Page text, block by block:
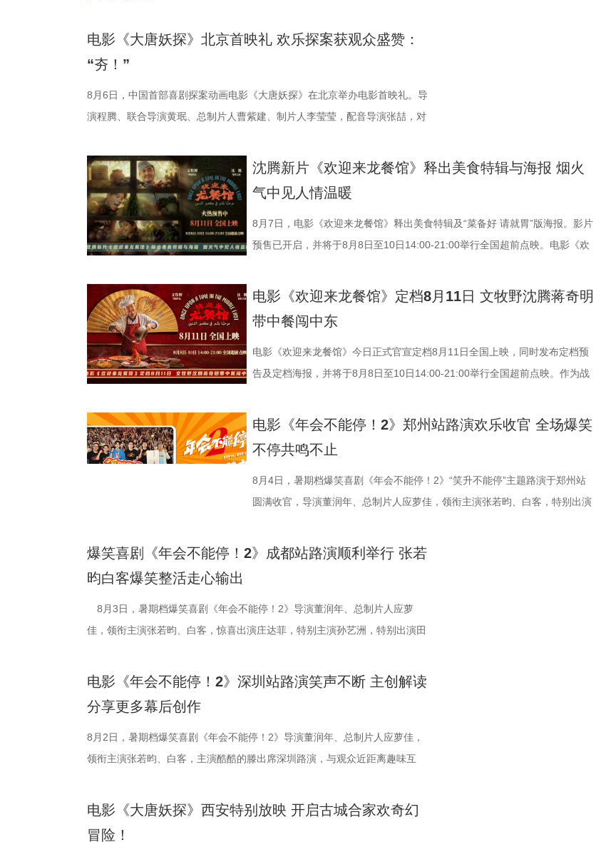
电影《大唐妖探》北京首映礼 欢乐探案获观众盛赞：
“夯！”
8月6日，中国首部喜剧探案动画电影《大唐妖探》在北京举办电影首映礼。导
演程腾、联合导演黄珉、总制片人曹紫建、制片人李莹莹，配音导演张喆，对
建、蔡海婷、范哲琛等主创悉数亮相，分享幕后趣事，并与现场观众热情互动
交流。 影片讲述了立志成为“长安第一神探”的天才少年狄少（声音出
演 雷淞然）与初入长安的狼妖实习捕快阿萨（声音出演 张呈）在机关长安城
开启了一段笑闹互怼的刺激探案之旅。自定档以来，影片以其新奇的世界观、
欢乐热血的冒险故事，以及“喜剧+探案”的类型创新，引发了无数观众的热烈讨
前点映火热进行中，预售现已全面开启。 主创齐聚畅聊 幕后分享干
货满满 活动现场趣味互动接连不断，有观众特意带来鲁班锁，邀请
主创现场上手挑战，将片中巧思满满的机关设定延伸至现实；更有观众专程
cos狄少、阿萨现身活动，邀请主创即兴配音互动。在火热的氛围中，主创们
也围绕影片展开了真诚分享。 导演程腾率先分享创作心得：“这部电
现一个探案故事，让它适合全年龄段的朋友们观看。”联合导演黄珉紧接着揭
秘了“机关长安城”的设计理念：“我们构建的是一个有着东方幻想的架空世界，
把大唐与机关结构相融合，城市里翻转招牌、空中轨道、机关餐馆，一切都是
靠机关运行的，希望让大家觉得熟悉的同时又感到新奇。” 领衔声音
出演雷淞然、张呈也在现场畅聊从舞台搭档到声音出演搭档的感受。雷淞然直
会更贴近一些，都比较内敛；张呈热血的一面和阿萨也很像。”张呈也补充解
总制片人曹紫建分享了创作团队探索国漫新类型的初心：“希望中国
动画百花齐放，让观众看到更多元的作品。”制片人李莹莹则现场澄清此前“殴
打”导演的趣事，笑称导演“想要的东西都非常精密”，对细节有着极高要求，最
合家庭观众看的一部电影——孩子看冒险和主角搭档，家长也能感受其中的爱
动现场不仅有主创们干货满满的分享，还有演员谭卓、雪野，喜剧演员周铁
男、罗圣灯、黄金豆，动画导演赵霁、李夏、梁旋等业内嘉宾前来观影并分享
观影感受。谭卓真诚赞道：“中国的动画越来越有自己的模样了，建模技术也
周铁男则称赞“这是一部诚意满满的原创动画电影。”而罗圣灯更是在观影过程
沈腾新片《欢迎来龙餐馆》释出美食特辑与海报 烟火
气中见人情温暖
8月7日，电影《欢迎来龙餐馆》释出美食特辑及“菜备好 请就胃”版海报。影片
预售已开启，并将于8月8日至10日14:00-21:00举行全国超前点映。电影《欢
远赴中东谋生，在当地与餐馆经理马俊生（蒋奇明 饰）相识，并共同打理龙餐
人被迫卷入动荡之中，在生存与抉择间面对命运考验。美食特辑以徐福、马俊
生、赛夫（奥马尔·谢里夫 饰）在龙餐馆的日常为线索，通过中华美食将各个
人物之间的情感呈现给观众。“菜备好 请就胃”版海报则定格“一家三口”在后厨
馆》由文牧野执导，宁浩监制，文牧野、郎群力、钟伟编剧，沈腾领衔主演，
映。 匠心烹制银幕美食奇观 龙餐馆“核心团队”首聚展现热闹氛围
此次发布的美食特辑以徐福、马俊生和龙餐馆的孩子们，通过视频电
话和观众们隔空打招呼开头，迅速将观众带入烟火气十足的龙餐馆。炉火翻
员逐一亮相，金牌主厨徐福掌勺稳健，技艺了得，在花絮里，沈腾上手学颠
付，但在相处中逐渐形成默契，马俊生如同徐福与赛夫的“润滑剂”，让两人能
够磨合成功。而徐福与龙餐馆里其他孩子们的互动也让龙餐馆里氛围更加热
味，也折射出每个角色不同的性格底色与处世方式。 美食特辑将龙
建了美食团队，与文牧野导演、美术指导反复打磨菜品，从食材选择到烹饪方
式，前后尝试了二三十道菜式。其中一口直径两米多的大铁锅尤为吸睛，锅盖
不同饮食文化在碰撞中，呈现出新鲜感与奇特的视觉。随着一道道菜肴陆续出
电影《欢迎来龙餐馆》定档8月11日 文牧野沈腾蒋奇明
带中餐闯中东
电影《欢迎来龙餐馆》今日正式官宣定档8月11日全国上映，同时发布定档预
告及定档海报，并将于8月8日至10日14:00-21:00举行全国超前点映。作为战
当地结识餐馆经理马俊生（蒋奇明 饰），两人携手经营龙餐馆。然而战争突
馆从生意渐入正轨到突遭战争打断的转变过程，影片在热闹营业与战火四起之
间形成鲜明反差。定档海报中，徐福立于满是弹孔的红墙之前专注掌勺，前方
佳肴满桌，与身后未散的硝烟痕迹形成鲜明对照。定档预告与海报将战争的残
“硬菜”充满期待。《欢迎来龙餐馆》由IMAX特制拍摄，在IMAX银幕上，影片
浩监制，文牧野、郎群力、钟伟编剧，沈腾领衔主演，蒋奇明、奥马尔·谢里
夫主演，李治廷特别出演，谢里夫·萨比、艾哈迈德·萨利姆、法鲁克·穆罕穆
情出演。 海报.jpg 沈腾勇闯中东做地道中餐 携手蒋奇明演绎战火下的小人物
时代动荡之中。在不断逼近的现实压力下，小人物的去留、选择与命运走向，
成为故事展开的核心。 1沈腾.jpg 2蒋奇明.jpg 在此次发布的定档预告中，随着
蒋奇明饰演的马俊生分工合作，在轻松热闹的氛围下，将餐馆经营得井井有
电影《年会不能停！2》郑州站路演欢乐收官 全场爆笑
不停共鸣不止
8月4日，暑期档爆笑喜剧《年会不能停！2》“笑升不能停”主题路演于郑州站
圆满收官，导演董润年、总制片人应萝佳，领衔主演张若昀、白客，特别出演
情洋溢。影片讲述了“缺心眼”刘奔与“没脾气”马杰包子铺“癫疯”相遇、喜提“无
出演，孙艺洲特别主演，田雨、王耀庆特别出演，李乃文、李晨、欧阳奋强友
情出演，童漠男、酷酷的滕、闫佩伦主演，钟汉良特邀出演。影片猫眼电影开
演热情似火 欢笑声中圆满收官 郑州站路演映后交流全程氛围热烈，董润年、
围拉满，张若昀、白客现场比心，大喊“不要小看我们之间的羁绊啊！”，欢呼
声此起彼伏；化身“诸葛卧龙”的白客现场为其余主创匹配《三国演义》人物：
抛梗调侃，轻松欢乐。 谈及影片结尾刘奔高燃点名之后的去留问题，导演董润
爆笑喜剧《年会不能停！2》成都站路演顺利举行 张若
昀白客爆笑整活走心输出
8月3日，暑期档爆笑喜剧《年会不能停！2》导演董润年、总制片人应萝
佳，领衔主演张若昀、白客，惊喜出演庄达菲，特别主演孙艺洲，特别出演田
事。现场不同年龄、职业的观众走心分享观影感受，全程欢笑与掌声交织。影
卡”，由此开启掀桌狂欢、打脸逆袭的全新脑洞故事，由董润年执导，应萝佳
担任总制片人，张若昀、白客、高叶领衔主演，大鹏、庄达菲惊喜出演，孙艺
洲特别主演，田雨、王耀庆特别出演，李乃文、李晨、欧阳奋强友情出演，童
在爆笑热映，一起走进影院越笑越大「升」！ 成都站路演顺利举行
电影《年会不能停！2》深圳站路演笑声不断 主创解读
分享更多幕后创作
8月2日，暑期档爆笑喜剧《年会不能停！2》导演董润年、总制片人应萝佳，
领衔主演张若昀、白客，主演酷酷的滕出席深圳路演，与观众近距离趣味互
气”马杰包子铺“癫疯”相遇、喜提“无限流体验卡”，由此开启掀桌狂欢、打脸逆
电影《大唐妖探》西安特别放映 开启古城合家欢奇幻
冒险！